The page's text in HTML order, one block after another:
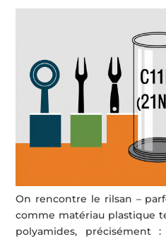
On rencontre le rilsan –
comme matériau plastique
polyamides, précisément